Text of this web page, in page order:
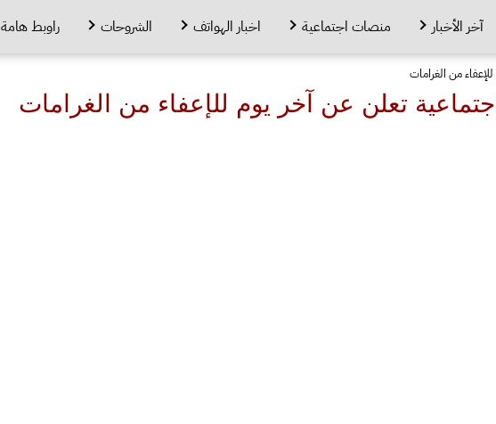
آخر الأخبار منصات اجتماعية اخبار الهواتف الشروحات راوبط هامة
من الغرامات
تعلن عن آخر يوم للإعفاء من الغرامات